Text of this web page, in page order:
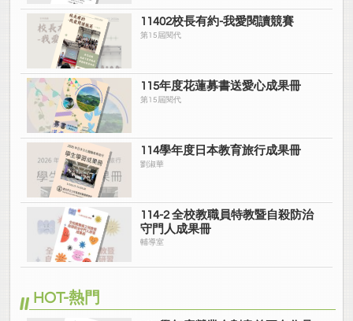
11402校長有約-我愛閱讀競賽
第15屆閱代
115年度花蓮募書送愛心成果冊
第15屆閱代
114學年度日本教育旅行成果冊
劉淑華
114-2 全校教職員特教暨自殺防治
守門人成果冊
輔導室
HOT-熱門